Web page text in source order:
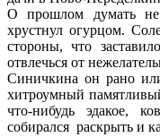
О прошлом думать
хрустнул огурцом.
стороны, что
отвлечься от
Синичкина он рано
хитроумный
что-нибудь эдакое,
собирался раскрыть и